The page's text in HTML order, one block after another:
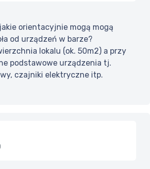
orientacyjnie mogą mogą
od urządzeń w barze?
lokalu (ok. 50m2) a przy
podstawowe urządzenia tj.
czajniki elektryczne itp.